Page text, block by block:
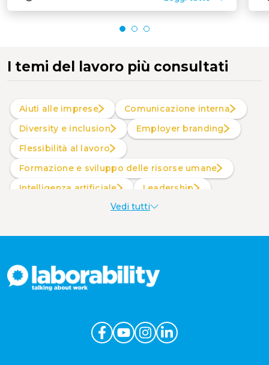
I temi del lavoro più consultati
Aiuti alle imprese
Comunicazione interna
Diversity e inclusion
Employer branding
Flessibilità al lavoro
Formazione e sviluppo delle risorse umane
intelligenza artificiale
Leadership
Produttività al lavoroVedi tutti